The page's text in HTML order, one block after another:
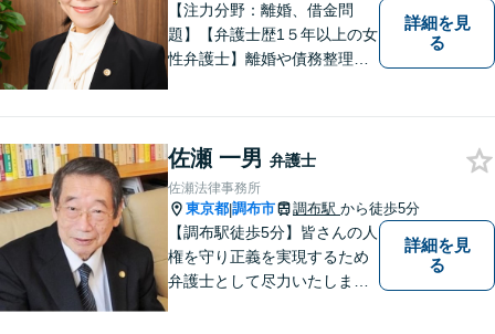
【注力分野：離婚、借金問
題】【弁護士歴1５年以上の女
性弁護士】離婚や債務整理
す。【仙川駅５分】
詳細を見
る
佐瀬 一男 弁護士
佐瀬法律事務所
東京都|調布市 調布駅 から徒歩5分
【調布駅徒歩5分】皆さんの人
権を守り正義を実現するため
弁護士として尽力いたしま
詳細を見
る